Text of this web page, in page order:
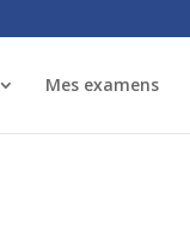
Mes examens